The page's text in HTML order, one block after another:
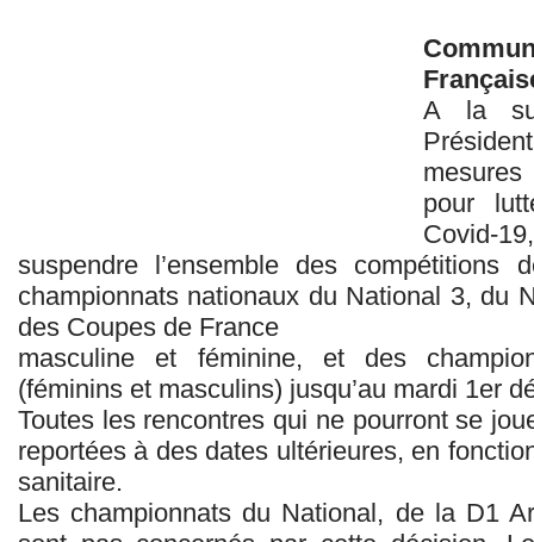
A la
pour
Covid-
suspendre l’ensemble des compétitions
championnats nationaux du National 3, du
des Coupes de France
masculine et féminine, et des
(féminins et masculins) jusqu’au mardi 1er
Toutes les rencontres qui ne pourront se
reportées à des dates ultérieures, en
sanitaire.
Les championnats du National, de la D1